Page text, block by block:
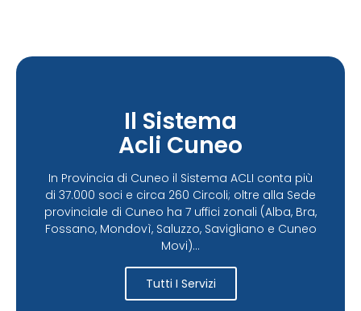
Il Sistema
Acli Cuneo
In Provincia di Cuneo il Sistema ACLI conta più
di 37.000 soci e circa 260 Circoli; oltre alla Sede
provinciale di Cuneo ha 7 uffici zonali (Alba, Bra,
Fossano, Mondovì, Saluzzo, Savigliano e Cuneo
Movi)...
Tutti I Servizi